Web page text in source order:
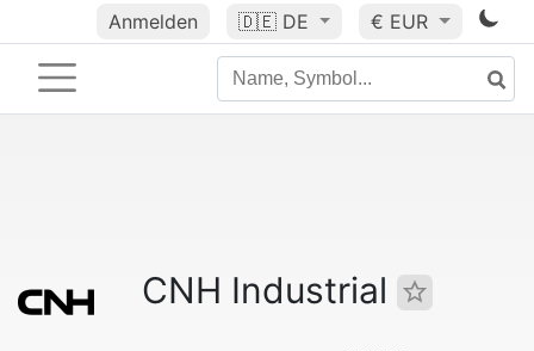
Anmelden 🇩🇪 DE € EUR
CNH Industrial